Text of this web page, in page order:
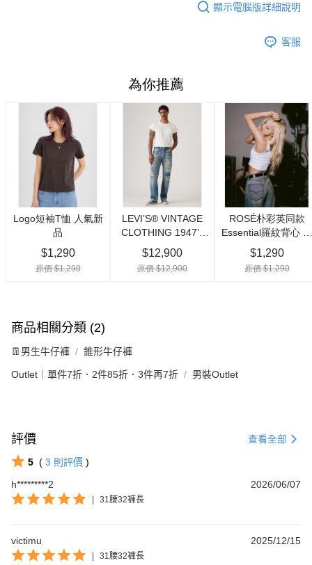
顯示電腦版詳細說明
客服
商品相關分類 (2)
👖男生牛仔褲 錐形牛仔褲
Outlet｜單件7折．2件85折．3件再7折 男裝Outlet
評價 查看全部
5 ( 3 則評價 )
h*********2
2026/06/07
31腰32褲長
victimu 2025/12/15
31腰32褲長